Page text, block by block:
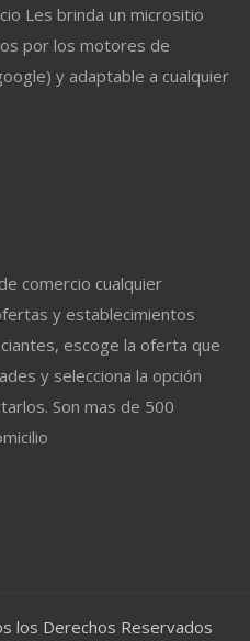
Les brinda un micrositio
por los motores de
y adaptable a cualquier
comercio cualquier
y establecimientos
escoge la oferta que
y selecciona la opción
Son mas de 500
los Derechos Reservados